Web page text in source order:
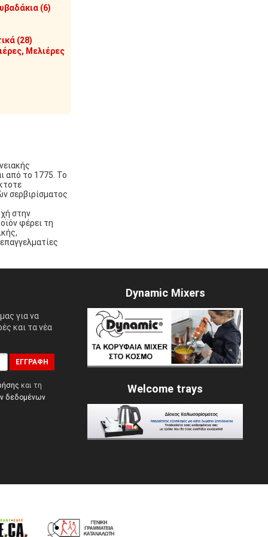
(6)
(28)
Μελιέρες
από το 1775. Το
σερβιρίσματος
στην
φέρει τη
για να
και τα νέα
ΕΓΓΡΑΦΉ
και τη
δεδομένων
Dynamic Mixers
Welcome trays